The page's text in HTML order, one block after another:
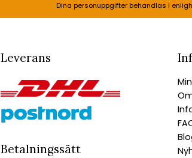
Dina personuppgifter behandlas i
Leverans
Betalningssätt